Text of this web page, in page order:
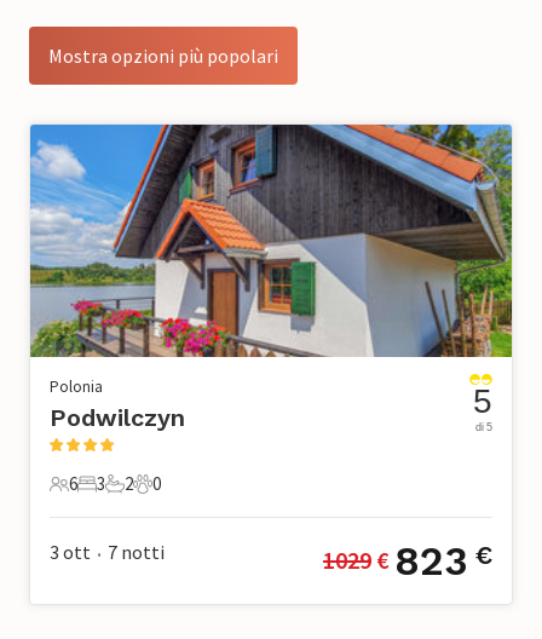
Mostra opzioni più popolari
Polonia
Podwilczyn
6 Ospiti
6
3 Camere da letto
3
2 Bagni
2
0 Animali domestici
0
5
di 5
3 ott • 7 notti 1029 € 823 €